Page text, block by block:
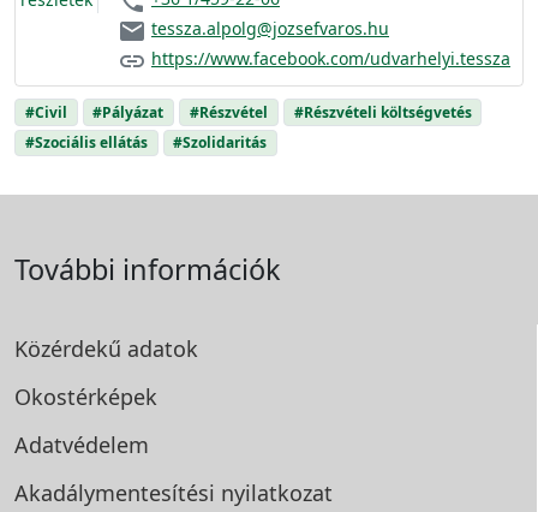
email tessza.alpolg@jozsefvaros.hu
link https://www.facebook.com/udvarhelyi.tessza
#Civil #Pályázat #Részvétel
#Részvételi költségvetés
#Szociális ellátás
#Szolidaritás
További információk
Közérdekű adatok
Okostérképek
Adatvédelem
Akadálymentesítési nyilatkozat